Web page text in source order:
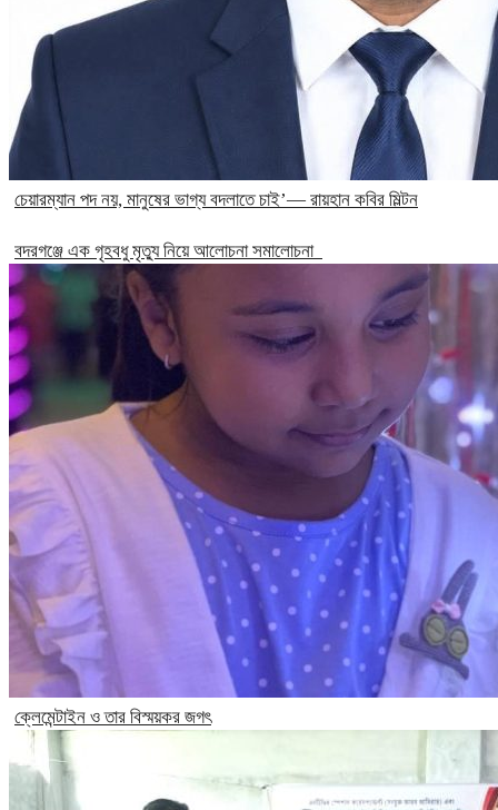
চেয়ারম্যান পদ নয়, মানুষের ভাগ্য বদলাতে চাই’— রায়হান কবির মিল্টন
বদরগঞ্জে এক গৃহবধু মৃত্যু নিয়ে আলোচনা সমালোচনা
ক্লেমেন্টাইন ও তার বিস্ময়কর জগৎ